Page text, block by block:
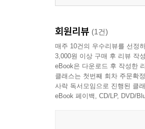
회원리뷰 (1건)
매주 10건의 우수리뷰를 선정
3,000원 이상 구매 후 리뷰 작
eBook은 다운로드 후 작성한
클래스는 첫번째 회차 주문확
사락 독서모임으로 진행된 클
eBook 페이백, CD/LP, DVD/